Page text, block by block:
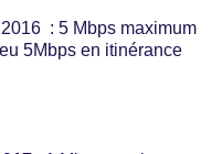
: 5 Mbps maximum
5Mbps en itinérance